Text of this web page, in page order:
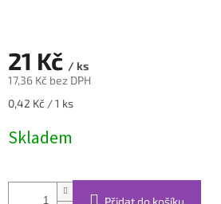
21 Kč / ks
17,36 Kč bez DPH
Měrná
0,42 Kč / 1 ks
Skladem